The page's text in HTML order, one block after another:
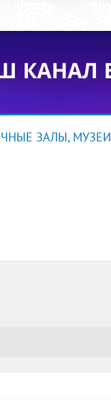
ЗАЛЫ, МУЗЕИ